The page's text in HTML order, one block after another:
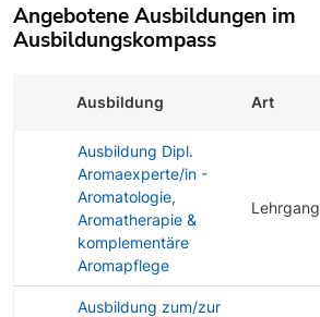
Angebotene Ausbildungen im
Ausbildungskompass
Ausbildung Art
Ausbildung Dipl.
Aromaexperte/in -
Aromatologie,
Aromatherapie &
komplementäre
Aromapflege
Lehrgang
Ausbildung zum/zur